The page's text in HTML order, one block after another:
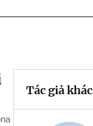
Tác giả khác